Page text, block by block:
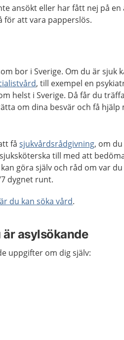
ansökt eller har fått nej på en
för att vara papperslös.
bor i Sverige. Om du är sjuk
, till exempel en
helst i Sverige. Då får du
om dina besvär och få hjälp
fåsjukvårdsrådgivning, om
till med att
göra själv och råd om var du
dygnet runt.
du kan söka vård.
asylsökande
uppgifter om dig själv: